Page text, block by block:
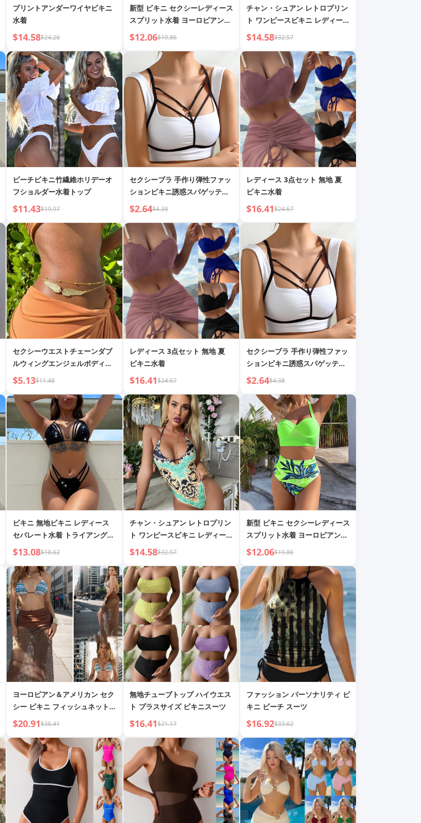
プリントアンダーワイヤビキニ
水着
$14.58$24.26
新型 ビキニ セクシーレディース
スプリット水着 ヨーロピアン＆
アメリカンビキニ ハードケース
ハイウエスト水着
$12.06$19.86
チャン・シュアン レトロプリン
ト ワンピースビキニ レディース
水着 ヨーロピアン＆アメリカン
水着 海外貿易 新しいビキニ
$14.58$32.57
ビーチビキニ竹繊維ホリデーオ
フショルダー水着トップ
$11.43$19.97
セクシーブラ 手作り弾性ファッ
ションビキニ誘惑スパゲッティ
ストラップベスト
$2.64$4.38
レディース 3点セット 無地 夏
ビキニ水着
$16.41$24.67
セクシーウエストチェーンダブ
ルウィングエンジェルボディチ
ェーンビキニダブルレイヤーウ
エストチェーン
$5.13$11.48
レディース 3点セット 無地 夏
ビキニ水着
$16.41$24.67
セクシーブラ 手作り弾性ファッ
ションビキニ誘惑スパゲッティ
ストラップベスト
$2.64$4.38
ビキニ 無地ビキニ レディース
セパレート水着 トライアングル
ビキニ
$13.08$18.62
チャン・シュアン レトロプリン
ト ワンピースビキニ レディース
水着 ヨーロピアン＆アメリカン
水着 海外貿易 新しいビキニ
6021
$14.58$32.57
新型 ビキニ セクシーレディース
スプリット水着 ヨーロピアン＆
アメリカンビキニ ハードケース
ハイウエスト水着
$12.06$19.86
ヨーロピアン＆アメリカン セク
シー ビキニ フィッシュネット
ロングスカート 3点セット レデ
ィース
$20.91$38.41
無地チューブトップ ハイウエス
ト プラスサイズ ビキニスーツ
$16.41$21.17
ファッション パーソナリティ ビ
キニ ビーチ スーツ
$16.92$33.62